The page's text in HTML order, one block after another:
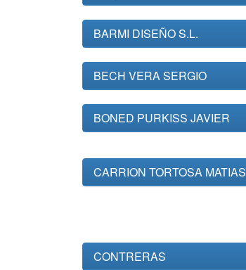
BARMI DISEÑO S.L.
BECH VERA SERGIO
BONED PURKISS JAVIER
CARRION TORTOSA MATIAS
CONTRERAS